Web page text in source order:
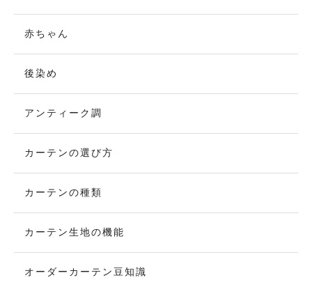
赤ちゃん
後染め
アンティーク調
カーテンの選び方
カーテンの種類
カーテン生地の機能
オーダーカーテン豆知識